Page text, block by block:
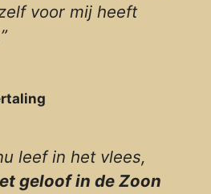
voor mij heeft
leef in het vlees,
geloof in de Zoon